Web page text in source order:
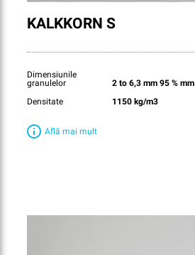
KALKKORN S
Dimensiunile
granulelor
2 to 6,3 mm 95 % mm
Densitate
1150 kg/m3
Află mai mult